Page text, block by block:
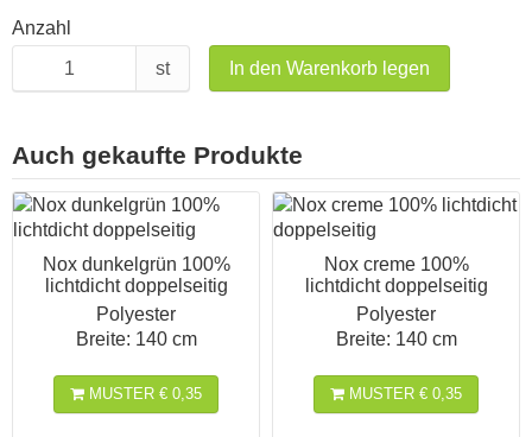
Anzahl
st
In den Warenkorb legen
Auch gekaufte Produkte
Nox dunkelgrün 100%
lichtdicht doppelseitig
Polyester
Breite: 140 cm
MUSTER € 0,35
Nox creme 100%
lichtdicht doppelseitig
Polyester
Breite: 140 cm
MUSTER € 0,35